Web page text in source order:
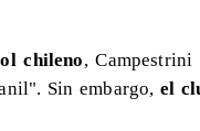
chileno,
Sin embargo, el